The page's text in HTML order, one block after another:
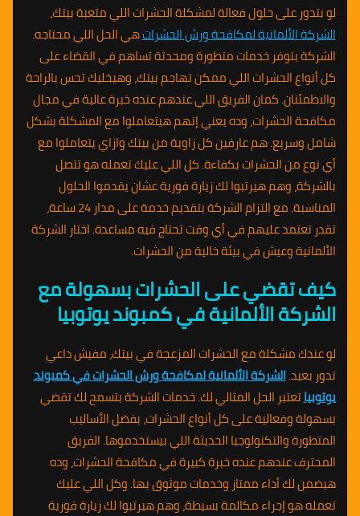
لو بتدور على حلول فعالة لمشكلة الحشرات اللي متعبة بيتك،
الشركة الألمانية لمكافحة ورش الحشراتهي الحل اللي محتاجه.
الشركة بتوفر خدمات متطورة ومحدثة تساهم في القضاء على
كل أنواع الحشرات اللي ممكن تهاجم بيتك، وهيخليك تحس بالراحة
والاطمئنان. كمان الفريق اللي عندهم عنده خبرة عالية في مجال
مكافحة الحشرات، وده يعني إنهم هيتعاملوا مع المشكلة بشكل
شامل وسريع. هم عارفين كل زاوية من بيتك وازاي يتعاملوا مع
أي نوع من الحشرات بكفاءة. كل اللي عليك تعمله هو تتصل
بالشركة، وهم هيرتبوا لك زيارة فورية عشان يقدموا الحلول
المناسبة. مع التزام الشركة بتقديم خدمة على مدار 24 ساعة،
تقدر تعتمد عليهم في أي وقت تحتاج فيه مساعدة. اختار الشركة
الألمانية وعيش في بيئة خالية من الحشرات.
كيف تقضي على الحشرات بسهولة مع
الشركة الألمانية في كمبوند يوتوبيا
لو عندك مشكلة مع الحشرات المزعجة في بيتك، مفيش داعي
تدور بعيد.الشركة الألمانية لمكافحة ورش الحشرات في كمبوند
يوتوبياتعتبر الحل المثالي لك. خدمات الشركة بتسمح لك تقضي
بسهولة وفعالية على كل أنواع الحشرات، بفضل الأساليب
المتطورة والتكنولوجيا الحديثة اللي بيستخدموها. الفريق
المحترف عندهم عنده خبرة كبيرة في مكافحة الحشرات، وده
هيضمن لك أداء ممتاز وخدمات موثوق بها. وكل اللي عليك
تعمله هو إجراء مكالمة بسيطة، وهم هيرتبوا لك زيارة فورية